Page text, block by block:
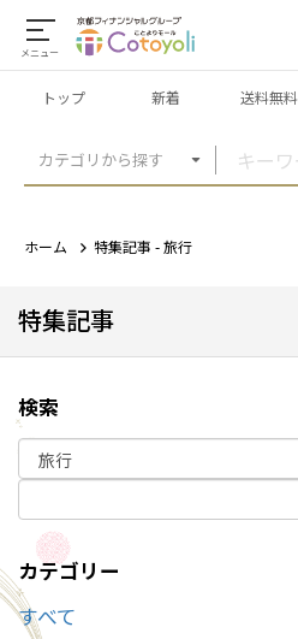
メニュー
カテゴリから探す
トップ 新着 送料無料
ホーム 特集記事 - 旅行
特集記事
検索
カテゴリー
すべて